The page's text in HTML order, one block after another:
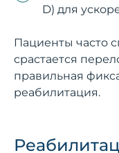
D) для
Пациенты часто
срастается
правильная
реабилитация.